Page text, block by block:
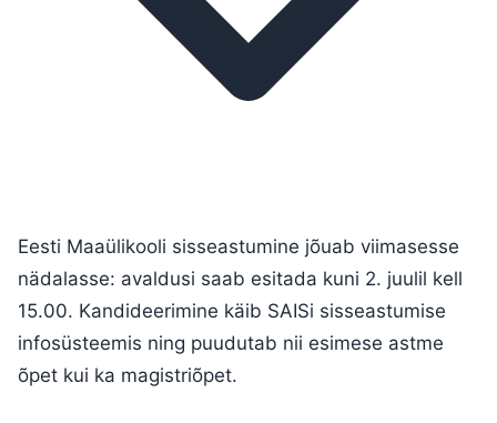
Eesti Maaülikooli sisseastumine jõuab viimasesse
nädalasse: avaldusi saab esitada kuni 2. juulil kell
15.00. Kandideerimine käib SAISi sisseastumise
infosüsteemis ning puudutab nii esimese astme
õpet kui ka magistriõpet.